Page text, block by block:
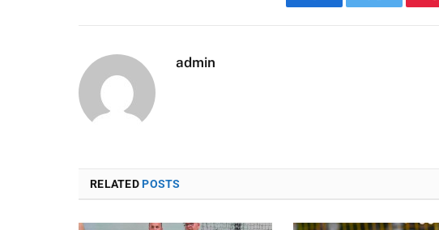
Facebook Twitter
admin
RELATEDPOSTS